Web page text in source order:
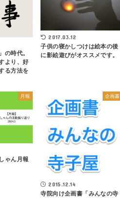
の時代。
より、好
る方法を
2017.03.12
子供の寝かしつけは絵本の後
に影絵遊びがオススメです。
月報
ゃん月報
企画書
2015.12.14
寺院向け企画書「みんなの寺